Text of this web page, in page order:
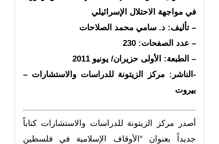
في مواجهة الاحتلال الإسرائيلي
– تأليف: د. سامي محمد الصلاحات
– عدد الصفحات: 230
– الطبعة: الأولى حزيران/ يونيو 2011
-الناشر: مركز الزيتونة للدراسات والاستشارات –
بيروت
أصدر مركز الزيتونة للدراسات والاستشارات كتاباً
جديداً بعنوان “الأوقاف الإسلامية في فلسطين